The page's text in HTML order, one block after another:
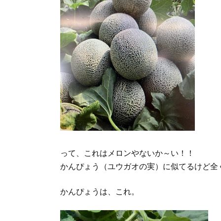
って、これはメロンやないか～い！！
かんぴょう（ユウガオの実）に似てるけど全
かんぴょうは、これ。